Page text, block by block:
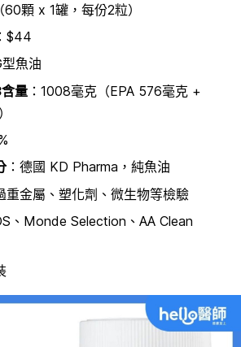
60顆 x 1罐，每份2粒）
$44
型魚油
量 ：1008毫克（EPA 576毫克 +
：德國 KD Pharma ，純魚油
重金屬、塑化劑、微生物等檢驗
、Monde Selection、AA Clean